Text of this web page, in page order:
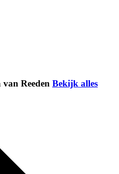
Reeden Bekijk alles